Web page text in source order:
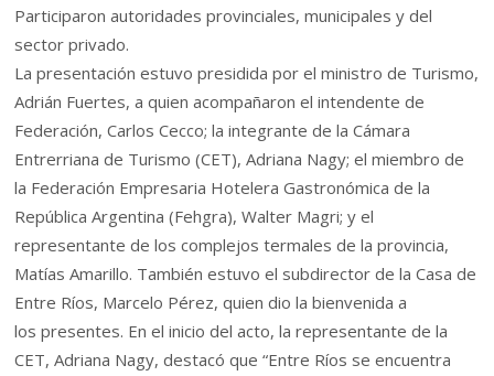
Participaron autoridades provinciales, municipales y del
sector privado.
La presentación estuvo presidida por el ministro de Turismo,
Adrián Fuertes, a quien acompañaron el intendente de
Federación, Carlos Cecco; la integrante de la Cámara
Entrerriana de Turismo (CET), Adriana Nagy; el miembro de
la Federación Empresaria Hotelera Gastronómica de la
República Argentina (Fehgra), Walter Magri; y el
representante de los complejos termales de la provincia,
Matías Amarillo. También estuvo el subdirector de la Casa de
Entre Ríos, Marcelo Pérez, quien dio la bienvenida a
los presentes. En el inicio del acto, la representante de la
CET, Adriana Nagy, destacó que “Entre Ríos se encuentra